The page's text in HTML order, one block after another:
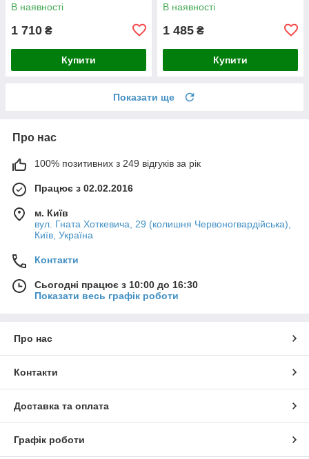
В наявності
1 710 ₴
Купити
В наявності
1 485 ₴
Купити
Показати ще
Про нас
100% позитивних з 249 відгуків за рік
Працює з 02.02.2016
м. Київ
вул. Гната Хоткевича, 29 (колишня Червоногвардійська),
Київ, Україна
Контакти
Сьогодні працює з 10:00 до 16:30
Показати весь графік роботи
Про нас
Контакти
Доставка та оплата
Графік роботи